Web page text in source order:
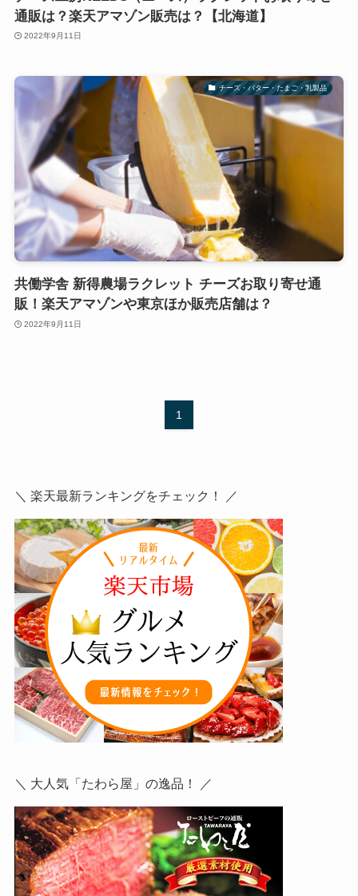
通販は？楽天アマゾン販売は？【北海道】
2022年9月11日
チーズ・バター・たまご・乳製品
共働学舎 新得農場ラクレット チーズお取り寄せ通
販！楽天アマゾンや東京ほか販売店舗は？
2022年9月11日
1
＼ 楽天最新ランキングをチェック！ ／
＼ 大人気「たわら屋」の逸品！ ／